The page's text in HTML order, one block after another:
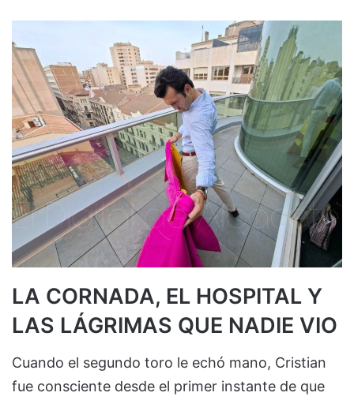
LA CORNADA, EL HOSPITAL Y
LAS LÁGRIMAS QUE NADIE VIO
Cuando el segundo toro le echó mano, Cristian
fue consciente desde el primer instante de que